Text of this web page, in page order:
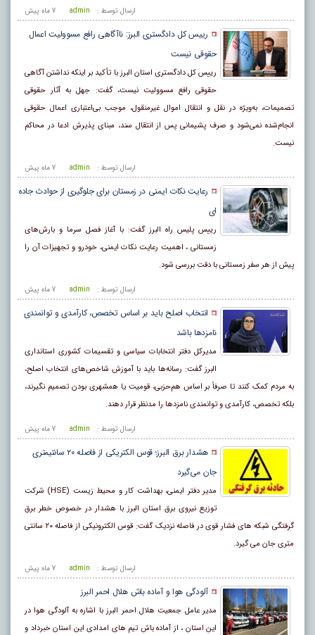
7 ماه پيش ارسال توسط : admin
رییس کل دادگستری البرز: ناآگاهی رافع مسوولیت اعمال
حقوقی نیست
رییس کل دادگستری استان البرز با تأکید بر اینکه نداشتن آگاهی
حقوقی رافع مسوولیت نیست، گفت: جهل به آثار حقوقی
تصمیمات، به‌ویژه در نقل و انتقال اموال غیرمنقول، موجب بی‌اعتباری اعمال حقوقی
انجام‌شده نمی‌شود و صرف پشیمانی پس از انتقال سند، مبنای پذیرش ادعا در محاکم
نیست.
7 ماه پيش ارسال توسط : admin
رعایت نکات ایمنی در زمستان برای جلوگیری از حوادث جاده
ای
رییس پلیس راه البرز گفت: با آغاز فصل سرما و بارش‌های
زمستانی ، اهمیت رعایت نکات ایمنی، خودرو و تجهیزات آن را
پیش از هر سفر زمستانی با دقت بررسی شود.
7 ماه پيش ارسال توسط : admin
انتخاب اصلح باید بر اساس تخصص، کارآمدی و توانمندی
نامزد‌ها باشد
مدیرکل دفتر انتخابات سیاسی و تقسیمات کشوری استانداری
البرز گفت: رسانه‌ها باید با آموزش شاخص‌های انتخاب اصلح،
به مردم کمک کنند تا صرفاً بر اساس هم‌حزبی، قومیت یا همشهری بودن تصمیم نگیرند،
بلکه تخصص، کارآمدی و توانمندی نامزد‌ها را مدنظر قرار دهند.
7 ماه پيش ارسال توسط : admin
هشدار برق البرز؛ قوس الکتریکی از فاصله ۲۰ سانتیمتری
جان می‌گیرد
مدیر دفتر ایمنی، بهداشت کار و محیط زیست (HSE) شرکت
توزیع نیروی برق استان البرز با هشدار در خصوص خطر برق
گرفتگی شبکه های فشار قوی در فاصله نزدیک گفت: قوس الکترونیکی از فاصله ۲۰ سانتی
متری جان می گیرد.
7 ماه پيش ارسال توسط : admin
آلودگی هوا و آماده باش هلال احمر البرز
مدیر عامل جمعیت هلال احمر البرز با اشاره به آلودگی هوا در
این استان ، از آماده باش تیم های امدادی این استان خبرداد و